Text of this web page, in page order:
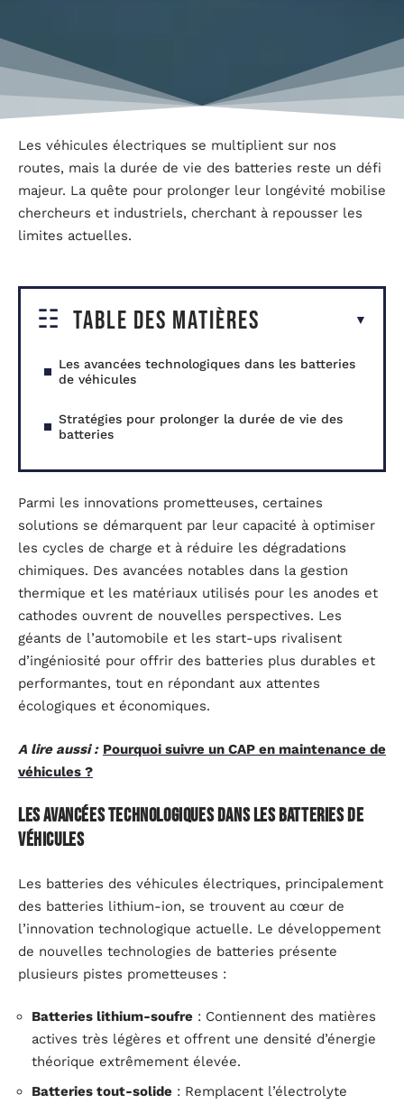
Les véhicules électriques se multiplient sur nos
routes, mais la durée de vie des batteries reste un défi
majeur. La quête pour prolonger leur longévité mobilise
chercheurs et industriels, cherchant à repousser les
limites actuelles.
Table des matières
Les avancées technologiques dans les batteries
de véhicules
Stratégies pour prolonger la durée de vie des
batteries
Parmi les innovations prometteuses, certaines
solutions se démarquent par leur capacité à optimiser
les cycles de charge et à réduire les dégradations
chimiques. Des avancées notables dans la gestion
thermique et les matériaux utilisés pour les anodes et
cathodes ouvrent de nouvelles perspectives. Les
géants de l’automobile et les start-ups rivalisent
d’ingéniosité pour offrir des batteries plus durables et
performantes, tout en répondant aux attentes
écologiques et économiques.
A lire aussi : Pourquoi suivre un CAP en maintenance de
véhicules ?
Les avancées technologiques dans les batteries de
véhicules
Les batteries des véhicules électriques, principalement
des batteries lithium-ion, se trouvent au cœur de
l’innovation technologique actuelle. Le développement
de nouvelles technologies de batteries présente
plusieurs pistes prometteuses :
Batteries lithium-soufre : Contiennent des matières
actives très légères et offrent une densité d’énergie
théorique extrêmement élevée.
Batteries tout-solide : Remplacent l’électrolyte